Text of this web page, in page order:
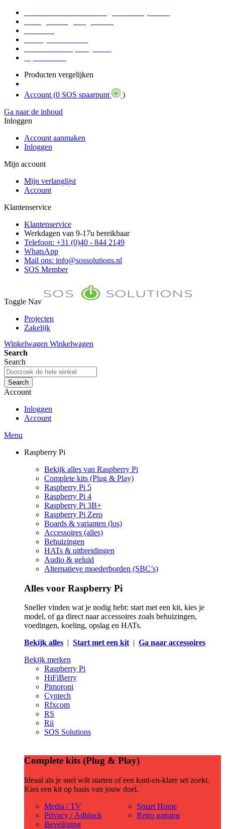
Producten vergelijken
Account (0 SOS spaarpunt
)
Ga naar de inhoud
Inloggen
Account aanmaken
Inloggen
Mijn account
Mijn verlanglijst
Account
Klantenservice
Klantenservice
Werkdagen van 9-17u bereikbaar
Telefoon: +31 (0)40 - 844 2149
WhatsApp
Mail ons: info@sossolutions.nl
SOS Member
Toggle Nav
Projecten
Zakelijk
Toon prijzen Incl. BTW
Toon prijzen Excl. BTW
Winkelwagen Winkelwagen
Search
Search
Search
Account
Inloggen
Account
Menu
Raspberry Pi
Bekijk alles van Raspberry Pi
Complete kits (Plug & Play)
Raspberry Pi 5
Raspberry Pi 4
Raspberry Pi 3B+
Raspberry Pi Zero
Boards & varianten (los)
Accessoires (alles)
Behuizingen
HATs & uitbreidingen
Audio & geluid
Alternatieve moederborden (SBC’s)
Alles voor Raspberry Pi
Sneller vinden wat je nodig hebt: start met een kit, kies je
model, of ga direct naar accessoires zoals behuizingen,
voedingen, koeling, opslag en HATs.
Bekijk alles | Start met een kit| Ga naar accessoires
Bekijk merken
Raspberry Pi
HiFiBerry
Pimoroni
Cyntech
Rfxcom
RS
Rii
SOS Solutions
Complete kits (Plug & Play)
Ideaal als je snel wilt starten of een kant-en-klare set zoekt.
Kies een kit op basis van jouw doel.
Media / TV
Privacy / Adblock
Beveiliging
Smart Home
Retro gaming